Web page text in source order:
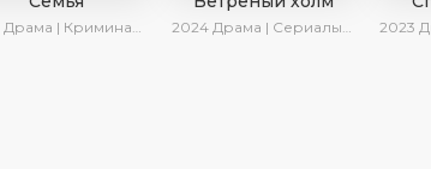
Драма | Криминал | SesDizi | Ирина Котова | AveTurk | Сериалы 2023 2024 Драма | Сериалы 2024 2023